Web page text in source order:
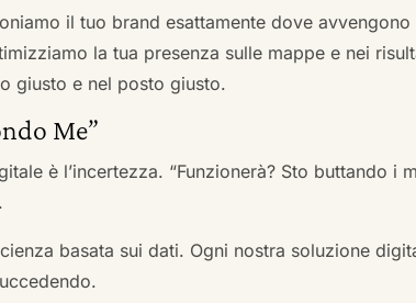
il tuo brand esattamente dove
la tua presenza sulle mappe e nei
giusto e nel posto giusto.
Me”
è l’incertezza. “Funzionerà? Sto buttando i
.
basata sui dati. Ogni nostra soluzione